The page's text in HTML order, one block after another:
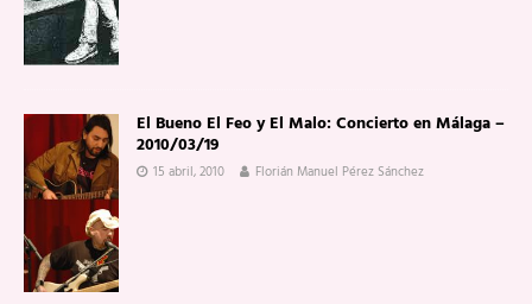
El Bueno El Feo y El Malo: Concierto en Málaga –
2010/03/19
15 abril, 2010 Florián Manuel Pérez Sánchez